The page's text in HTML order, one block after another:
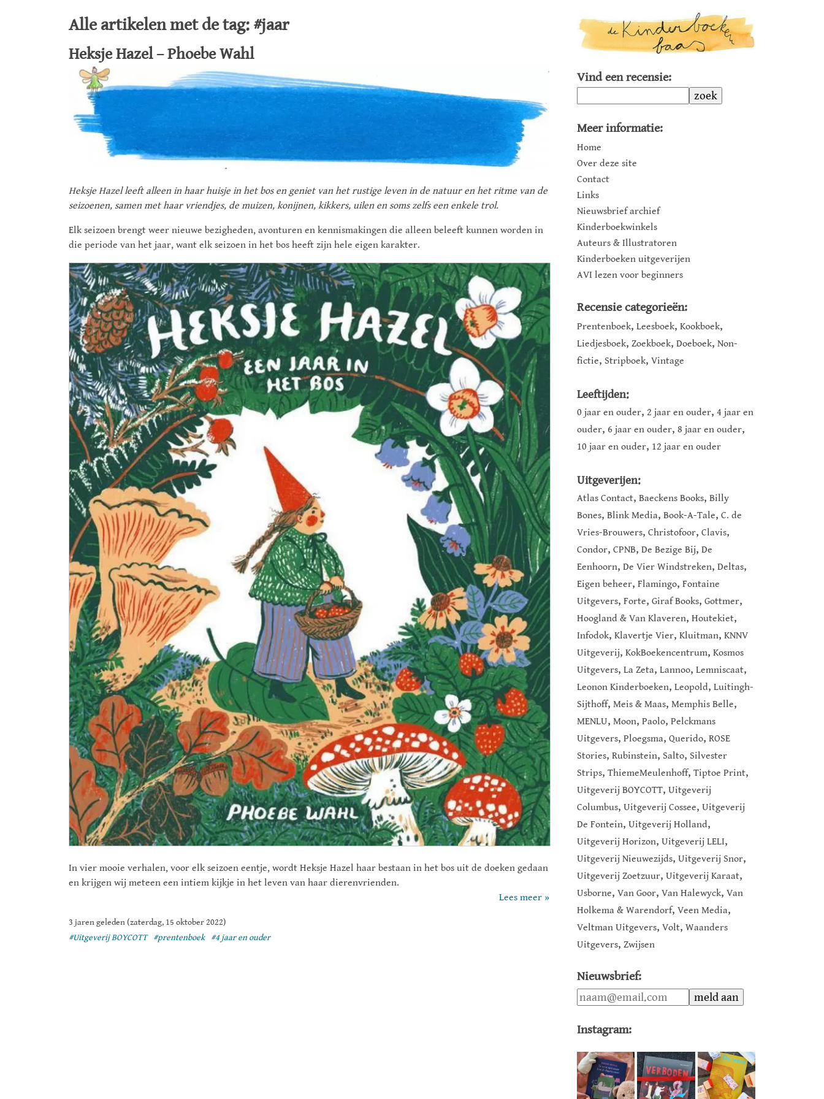
Alle artikelen met de tag: #jaar
Heksje Hazel – Phoebe Wahl
Heksje Hazel leeft alleen in haar huisje in het bos en geniet van het rustige leven in de natuur en het ritme van de
seizoenen, samen met haar vriendjes, de muizen, konijnen, kikkers, uilen en soms zelfs een enkele trol.
Elk seizoen brengt weer nieuwe bezigheden, avonturen en kennismakingen die alleen beleeft kunnen worden in
die periode van het jaar, want elk seizoen in het bos heeft zijn hele eigen karakter.
In vier mooie verhalen, voor elk seizoen eentje, wordt Heksje Hazel haar bestaan in het bos uit de doeken gedaan
en krijgen wij meteen een intiem kijkje in het leven van haar dierenvrienden.
Lees meer »
3 jaren geleden (zaterdag, 15 oktober 2022)
#Uitgeverij BOYCOTT
#prentenboek #4 jaar en ouder
Vind een recensie:
zoek
Meer informatie:
Home
Over deze site
Contact
Links
Nieuwsbrief archief
Kinderboekwinkels
Auteurs & Illustratoren
Kinderboeken uitgeverijen
AVI lezen voor beginners
Recensie categorieën:
Prentenboek, Leesboek, Kookboek,
Liedjesboek, Zoekboek, Doeboek, Non-
fictie, Stripboek, Vintage
Leeftijden:
0 jaar en ouder, 2 jaar en ouder, 4 jaar en
ouder, 6 jaar en ouder, 8 jaar en ouder,
10 jaar en ouder, 12 jaar en ouder
Uitgeverijen:
Atlas Contact, Baeckens Books, Billy
Bones, Blink Media, Book-A-Tale, C. de
Vries-Brouwers, Christofoor, Clavis,
Condor, CPNB, De Bezige Bij, De
Eenhoorn, De Vier Windstreken, Deltas,
Eigen beheer, Flamingo, Fontaine
Uitgevers, Forte, Giraf Books, Gottmer,
Hoogland & Van Klaveren, Houtekiet,
Infodok, Klavertje Vier, Kluitman, KNNV
Uitgeverij, KokBoekencentrum, Kosmos
Uitgevers, La Zeta, Lannoo, Lemniscaat,
Leonon Kinderboeken, Leopold, Luitingh-
Sijthoff, Meis & Maas, Memphis Belle,
MENLU, Moon, Paolo, Pelckmans
Uitgevers, Ploegsma, Querido, ROSE
Stories, Rubinstein, Salto, Silvester
Strips, ThiemeMeulenhoff, Tiptoe Print,
Uitgeverij BOYCOTT, Uitgeverij
Columbus, Uitgeverij Cossee, Uitgeverij
De Fontein, Uitgeverij Holland,
Uitgeverij Horizon, Uitgeverij LELI,
Uitgeverij Nieuwezijds, Uitgeverij Snor,
Uitgeverij Zoetzuur, Uitgeverij Karaat,
Usborne, Van Goor, Van Halewyck, Van
Holkema & Warendorf, Veen Media,
Veltman Uitgevers, Volt, Waanders
Uitgevers, Zwijsen
Nieuwsbrief:
Instagram: